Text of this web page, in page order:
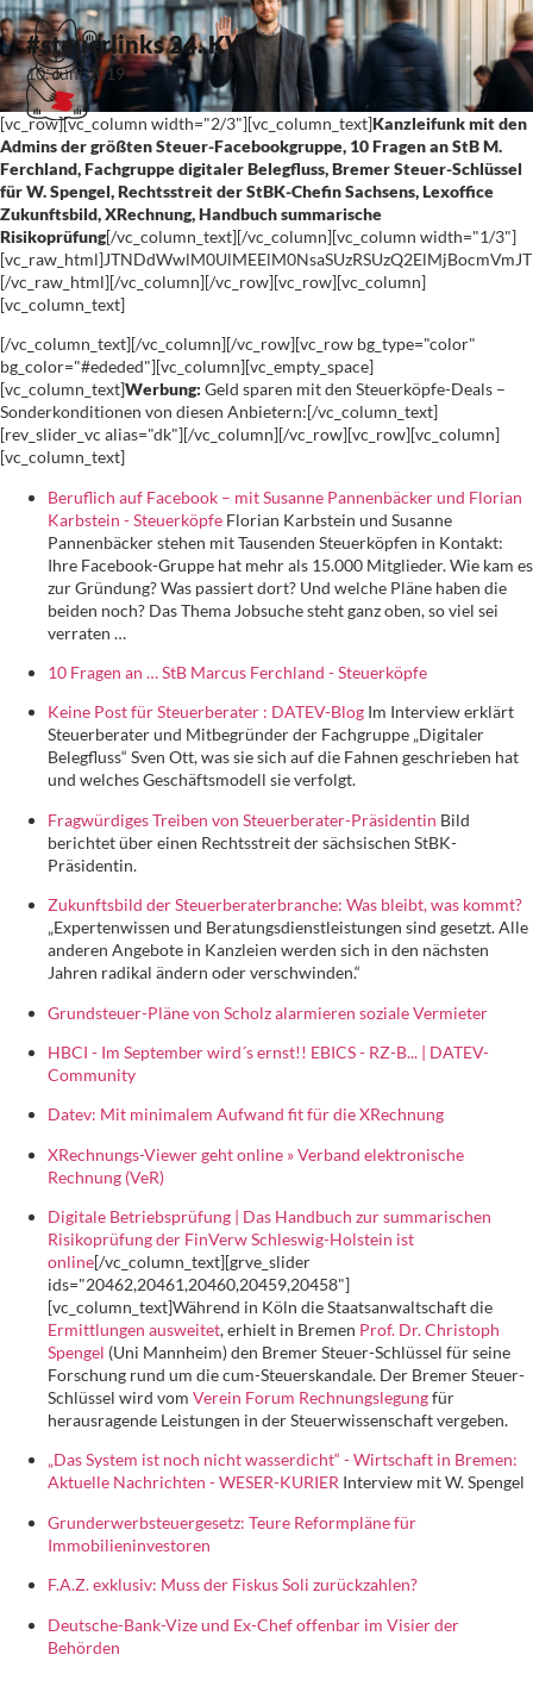
#steuerlinks 24. KW
10. Juni 2019
[vc_row][vc_column width="2/3"][vc_column_text]Kanzleifunk mit den
Admins der größten Steuer-Facebookgruppe, 10 Fragen an StB M.
Ferchland, Fachgruppe digitaler Belegfluss, Bremer Steuer-Schlüssel
für W. Spengel, Rechtsstreit der StBK-Chefin Sachsens, Lexoffice
Zukunftsbild, XRechnung, Handbuch summarische
Risikoprüfung[/vc_column_text][/vc_column][vc_column width="1/3"]
[/vc_raw_html][/vc_column][/vc_row][vc_row][vc_column]
[vc_column_text]
[/vc_column_text][/vc_column][/vc_row][vc_row bg_type="color"
bg_color="#ededed"][vc_column][vc_empty_space]
[vc_column_text]Werbung: Geld sparen mit den Steuerköpfe-Deals –
Sonderkonditionen von diesen Anbietern:[/vc_column_text]
[rev_slider_vc alias="dk"][/vc_column][/vc_row][vc_row][vc_column]
[vc_column_text]
Beruflich auf Facebook – mit Susanne Pannenbäcker und Florian
Karbstein - Steuerköpfe Florian Karbstein und Susanne
Pannenbäcker stehen mit Tausenden Steuerköpfen in Kontakt:
Ihre Facebook-Gruppe hat mehr als 15.000 Mitglieder. Wie kam es
zur Gründung? Was passiert dort? Und welche Pläne haben die
beiden noch? Das Thema Jobsuche steht ganz oben, so viel sei
verraten …
10 Fragen an … StB Marcus Ferchland - Steuerköpfe
Keine Post für Steuerberater : DATEV-Blog Im Interview erklärt
Steuerberater und Mitbegründer der Fachgruppe „Digitaler
Belegfluss“ Sven Ott, was sie sich auf die Fahnen geschrieben hat
und welches Geschäftsmodell sie verfolgt.
Fragwürdiges Treiben von Steuerberater-Präsidentin Bild
berichtet über einen Rechtsstreit der sächsischen StBK-
Präsidentin.
Zukunftsbild der Steuerberaterbranche: Was bleibt, was kommt?
„Expertenwissen und Beratungsdienstleistungen sind gesetzt. Alle
anderen Angebote in Kanzleien werden sich in den nächsten
Jahren radikal ändern oder verschwinden.“
Grundsteuer-Pläne von Scholz alarmieren soziale Vermieter
HBCI - Im September wird´s ernst!! EBICS - RZ-B... | DATEV-
Community
Datev: Mit minimalem Aufwand fit für die XRechnung
XRechnungs-Viewer geht online » Verband elektronische
Rechnung (VeR)
Digitale Betriebsprüfung | Das Handbuch zur summarischen
Risikoprüfung der FinVerw Schleswig-Holstein ist
online[/vc_column_text][grve_slider
ids="20462,20461,20460,20459,20458"]
[vc_column_text]Während in Köln die Staatsanwaltschaft die
Ermittlungen ausweitet, erhielt in Bremen Prof. Dr. Christoph
Spengel (Uni Mannheim) den Bremer Steuer-Schlüssel für seine
Forschung rund um die cum-Steuerskandale. Der Bremer Steuer-
Schlüssel wird vom Verein Forum Rechnungslegungfür
herausragende Leistungen in der Steuerwissenschaft vergeben.
„Das System ist noch nicht wasserdicht“ - Wirtschaft in Bremen:
Aktuelle Nachrichten - WESER-KURIER Interview mit W. Spengel
Grunderwerbsteuergesetz: Teure Reformpläne für
Immobilieninvestoren
F.A.Z. exklusiv: Muss der Fiskus Soli zurückzahlen?
Deutsche-Bank-Vize und Ex-Chef offenbar im Visier der
Behörden